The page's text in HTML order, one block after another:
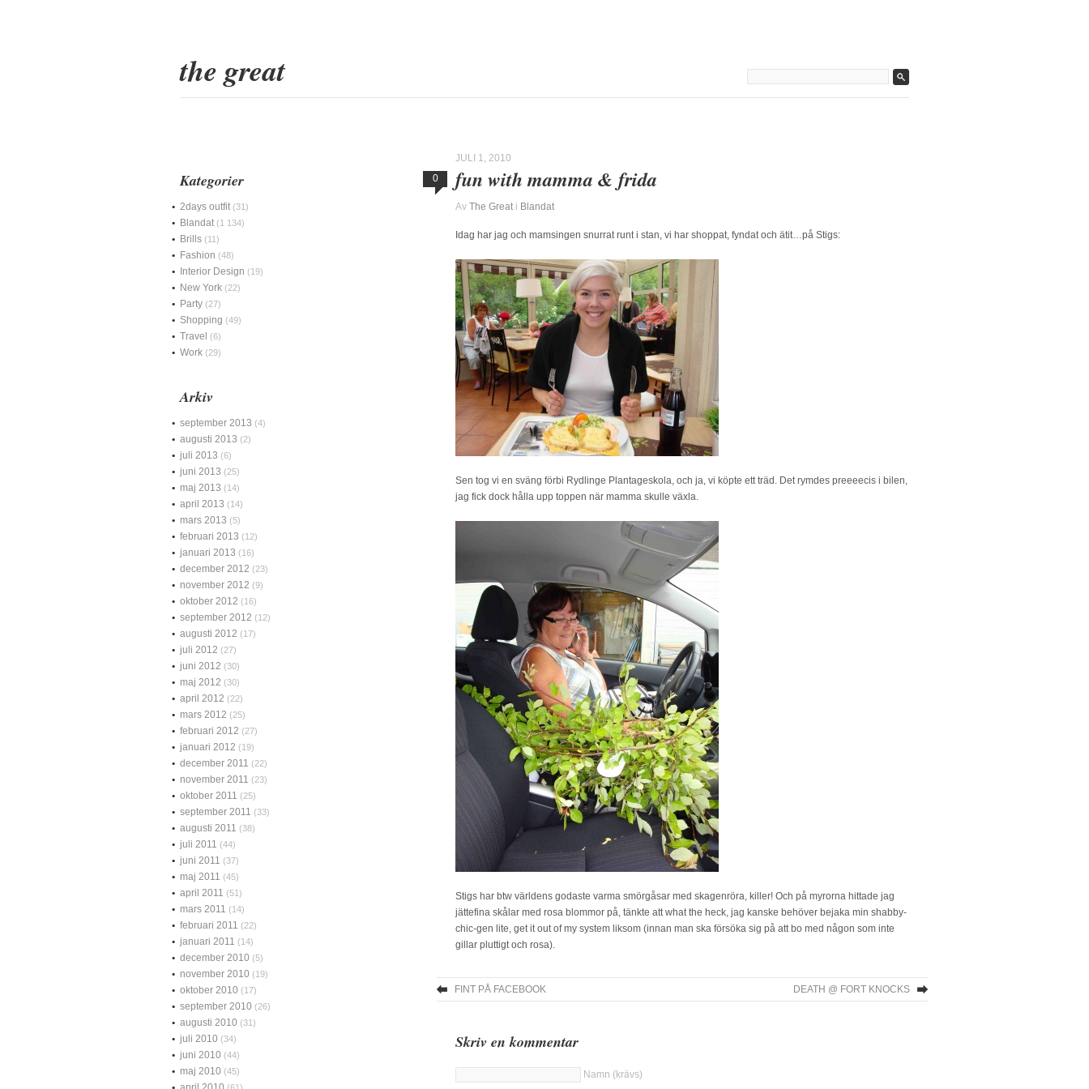
the great
JULI 1, 2010
0
fun with mamma & frida
Av The Great i Blandat
Idag har jag och mamsingen snurrat runt i stan, vi har shoppat, fyndat och ätit…på Stigs:
Sen tog vi en sväng förbi Rydlinge Plantageskola, och ja, vi köpte ett träd. Det rymdes preeeecis i bilen,
jag fick dock hålla upp toppen när mamma skulle växla.
Stigs har btw världens godaste varma smörgåsar med skagenröra, killer! Och på myrorna hittade jag
jättefina skålar med rosa blommor på, tänkte att what the heck, jag kanske behöver bejaka min shabby-
chic-gen lite, get it out of my system liksom (innan man ska försöka sig på att bo med någon som inte
gillar pluttigt och rosa).
FINT PÅ FACEBOOK DEATH @ FORT KNOCKS
Skriv en kommentar
Namn (krävs)
Kategorier
2days outfit (31)
Blandat (1 134)
Brills (11)
Fashion (48)
Interior Design (19)
New York (22)
Party (27)
Shopping (49)
Travel (6)
Work (29)
Arkiv
september 2013 (4)
augusti 2013 (2)
juli 2013 (6)
juni 2013 (25)
maj 2013 (14)
april 2013 (14)
mars 2013 (5)
februari 2013 (12)
januari 2013 (16)
december 2012 (23)
november 2012 (9)
oktober 2012 (16)
september 2012 (12)
augusti 2012 (17)
juli 2012 (27)
juni 2012 (30)
maj 2012 (30)
april 2012 (22)
mars 2012 (25)
februari 2012 (27)
januari 2012 (19)
december 2011 (22)
november 2011 (23)
oktober 2011 (25)
september 2011 (33)
augusti 2011 (38)
juli 2011 (44)
juni 2011 (37)
maj 2011 (45)
april 2011 (51)
mars 2011 (14)
februari 2011 (22)
januari 2011 (14)
december 2010 (5)
november 2010 (19)
oktober 2010 (17)
september 2010 (26)
augusti 2010 (31)
juli 2010 (34)
juni 2010 (44)
maj 2010 (45)